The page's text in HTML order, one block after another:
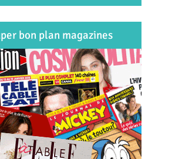
bon plan magazines